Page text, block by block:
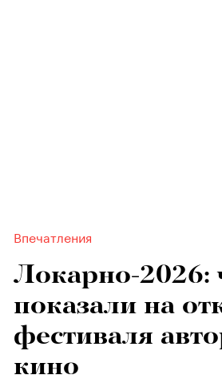
Впечатления
Локарно-2026:
показали на
фестиваля
кино